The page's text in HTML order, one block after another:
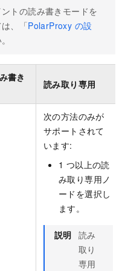
トの読み書きモードを
、「PolarProxy の設
書き
読み取り専用
次の方法のみが
サポートされて
います:
1 つ以上の読
み取り専用ノ
ードを選択し
ます。
説明 読み
取り
専用